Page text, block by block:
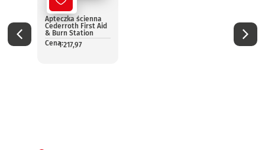
Nowy
Apteczka ścienna
Cederroth First Aid
& Burn Station
Cena:1 217,97
Cena: